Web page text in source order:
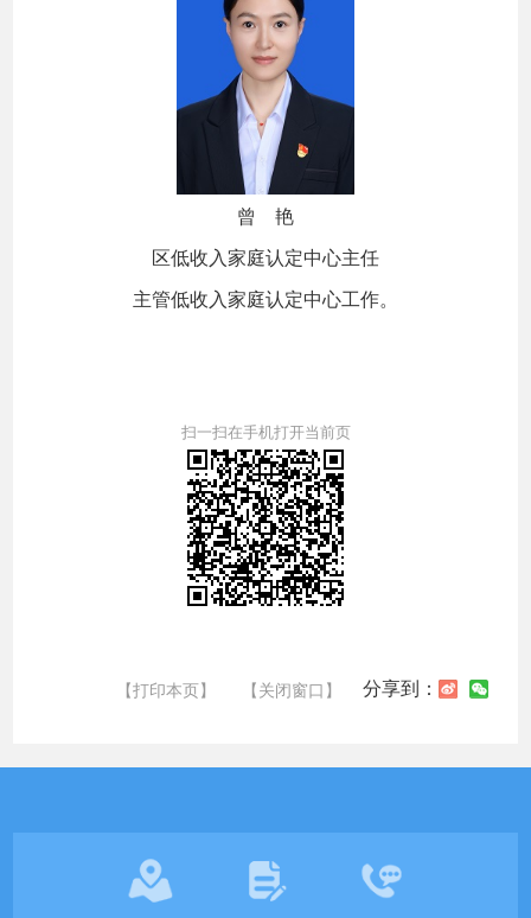
曾 艳
区低收入家庭认定中心主任
主管低收入家庭认定中心工作。
扫一扫在手机打开当前页
【打印本页】 【关闭窗口】 分享到：